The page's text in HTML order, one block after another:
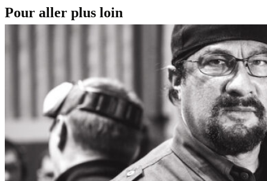
Pour aller plus loin